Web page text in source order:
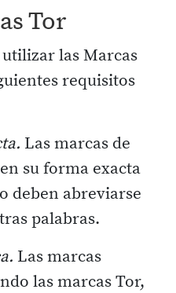
Tor
las Marcas
requisitos
Las marcas de
su forma exacta
deben abreviarse
palabras.
Las marcas
las marcas Tor,